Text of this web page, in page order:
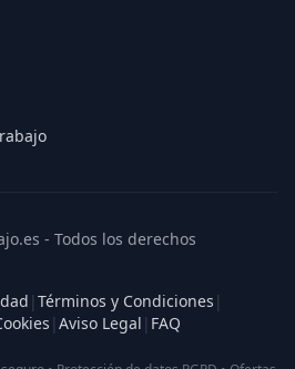
- Todos los derechos
| Términos y Condiciones |
| Aviso Legal | FAQ